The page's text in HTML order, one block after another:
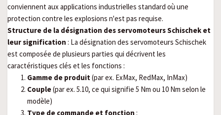
conviennent aux applications industrielles standard où une
protection contre les explosions n'est pas requise.
Structure de la désignation des servomoteurs Schischek et
leur signification : La désignation des servomoteurs Schischek
est composée de plusieurs parties qui décrivent les
caractéristiques clés et les fonctions :
Gamme de produit(par ex. ExMax, RedMax, InMax)
Couple(par ex. 5.10, ce qui signifie 5 Nm ou 10 Nm selon le
modèle)
Type de commande et fonction :